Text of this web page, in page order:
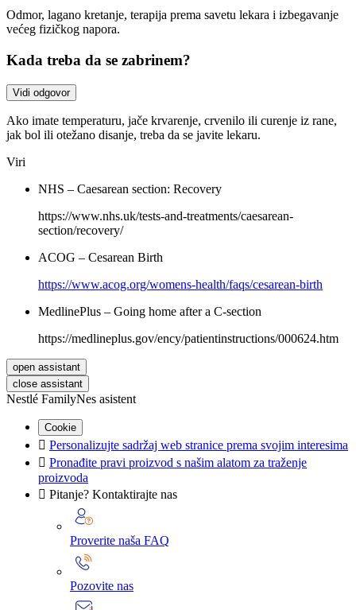
Odmor, lagano kretanje, terapija prema savetu lekara i izbegavanje
većeg fizičkog napora.
Kada treba da se zabrinem?
Vidi odgovor
Ako imate temperaturu, jače krvarenje, crvenilo ili curenje iz rane,
jak bol ili otežano disanje, treba da se javite lekaru.
Viri
NHS – Caesarean section: Recovery
https://www.nhs.uk/tests-and-treatments/caesarean-
section/recovery/
ACOG – Cesarean Birth
https://www.acog.org/womens-health/faqs/cesarean-birth
MedlinePlus – Going home after a C-section
https://medlineplus.gov/ency/patientinstructions/000624.htm
open assistant
close assistant
Nestlé FamilyNes asistent
Cookie
 Personalizujte sadržaj web stranice prema svojim interesima
 Pronađite pravi proizvod s našim alatom za traženje
proizvoda
 Pitanje? Kontaktirajte nas
Proverite naša FAQ
Pozovite nas